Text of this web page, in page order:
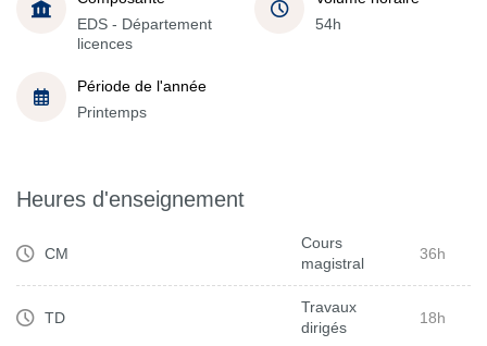
EDS - Département
licences
54h
Période de l'année
Printemps
Heures d'enseignement
CM
Cours
magistral
36h
TD
Travaux
dirigés
18h